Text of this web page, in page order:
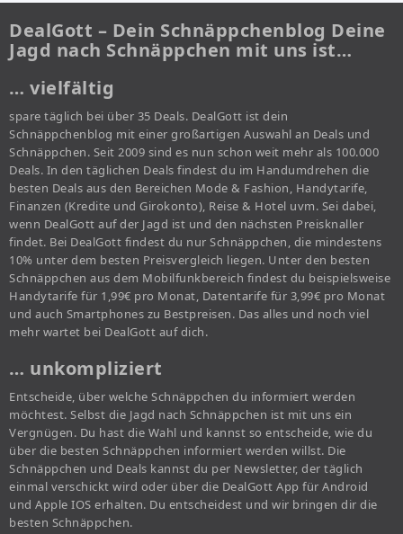
DealGott – Dein Schnäppchenblog Deine
Jagd nach Schnäppchen mit uns ist…
… vielfältig
spare täglich bei über 35 Deals. DealGott ist dein
Schnäppchenblog mit einer großartigen Auswahl an Deals und
Schnäppchen. Seit 2009 sind es nun schon weit mehr als 100.000
Deals. In den täglichen Deals findest du im Handumdrehen die
besten Deals aus den Bereichen Mode & Fashion, Handytarife,
Finanzen (Kredite und Girokonto), Reise & Hotel uvm. Sei dabei,
wenn DealGott auf der Jagd ist und den nächsten Preisknaller
findet. Bei DealGott findest du nur Schnäppchen, die mindestens
10% unter dem besten Preisvergleich liegen. Unter den besten
Schnäppchen aus dem Mobilfunkbereich findest du beispielsweise
Handytarife für 1,99€ pro Monat, Datentarife für 3,99€ pro Monat
und auch Smartphones zu Bestpreisen. Das alles und noch viel
mehr wartet bei DealGott auf dich.
… unkompliziert
Entscheide, über welche Schnäppchen du informiert werden
möchtest. Selbst die Jagd nach Schnäppchen ist mit uns ein
Vergnügen. Du hast die Wahl und kannst so entscheide, wie du
über die besten Schnäppchen informiert werden willst. Die
Schnäppchen und Deals kannst du per Newsletter, der täglich
einmal verschickt wird oder über die DealGott App für Android
und Apple IOS erhalten. Du entscheidest und wir bringen dir die
besten Schnäppchen.